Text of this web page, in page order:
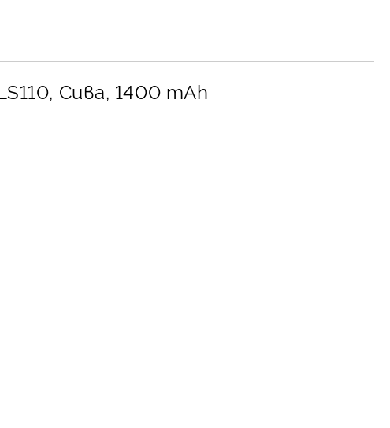
Сива, 1400 mAh